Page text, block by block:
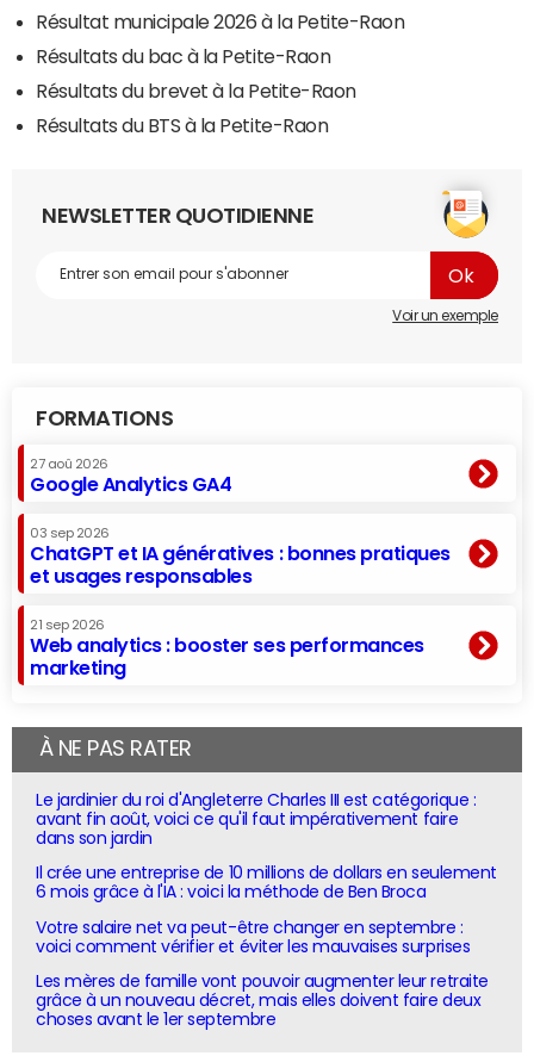
Résultat municipale 2026 à la Petite-Raon
Résultats du bac à la Petite-Raon
Résultats du brevet à la Petite-Raon
Résultats du BTS à la Petite-Raon
NEWSLETTER QUOTIDIENNE
Voir un exemple
FORMATIONS
27 aoû 2026
Google Analytics GA4
03 sep 2026
ChatGPT et IA génératives : bonnes pratiques
et usages responsables
21 sep 2026
Web analytics : booster ses performances
marketing
À NE PAS RATER
Le jardinier du roi d'Angleterre Charles III est catégorique :
avant fin août, voici ce qu'il faut impérativement faire
dans son jardin
Il crée une entreprise de 10 millions de dollars en seulement
6 mois grâce à l'IA : voici la méthode de Ben Broca
Votre salaire net va peut-être changer en septembre :
voici comment vérifier et éviter les mauvaises surprises
Les mères de famille vont pouvoir augmenter leur retraite
grâce à un nouveau décret, mais elles doivent faire deux
choses avant le 1er septembre